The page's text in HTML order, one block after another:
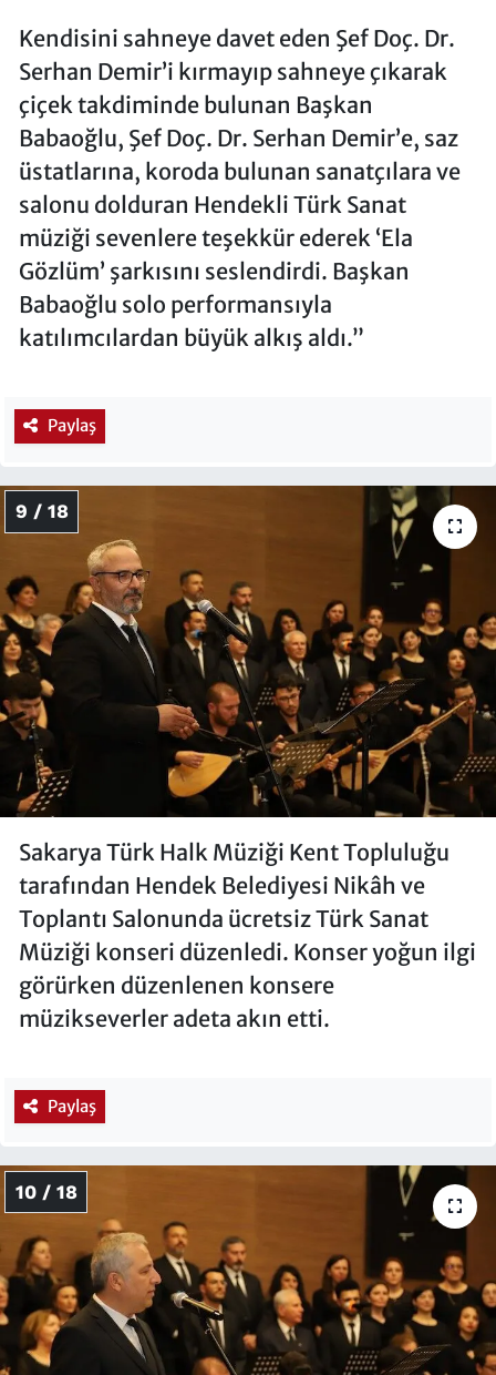
Kendisini sahneye davet eden Şef Doç. Dr.
Serhan Demir’i kırmayıp sahneye çıkarak
çiçek takdiminde bulunan Başkan
Babaoğlu, Şef Doç. Dr. Serhan Demir’e, saz
üstatlarına, koroda bulunan sanatçılara ve
salonu dolduran Hendekli Türk Sanat
müziği sevenlere teşekkür ederek ‘Ela
Gözlüm’ şarkısını seslendirdi. Başkan
Babaoğlu solo performansıyla
katılımcılardan büyük alkış aldı.”
Paylaş
9 / 18
Sakarya Türk Halk Müziği Kent Topluluğu
tarafından Hendek Belediyesi Nikâh ve
Toplantı Salonunda ücretsiz Türk Sanat
Müziği konseri düzenledi. Konser yoğun ilgi
görürken düzenlenen konsere
müzikseverler adeta akın etti.
Paylaş
10 / 18